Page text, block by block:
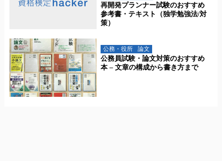
再開発プランナー試験のおすすめ
参考書・テキスト（独学勉強法/対
策）
公務・役所 論文
公務員試験・論文対策のおすすめ
本 – 文章の構成から書き方まで